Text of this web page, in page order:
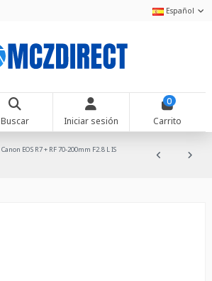
Español
Buscar Iniciar sesión
0
Carrito
Canon EOS R7 + RF 70-200mm F2.8 L IS